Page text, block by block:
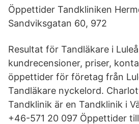
Öppettider Tandkliniken
Sandviksgatan 60, 972
Resultat för Tandläkare i
kundrecensioner, priser,
öppettider för företag från
Tandläkare nyckelord.
Tandklinik är en Tandklinik i
+46-571 20 097 Öppettider